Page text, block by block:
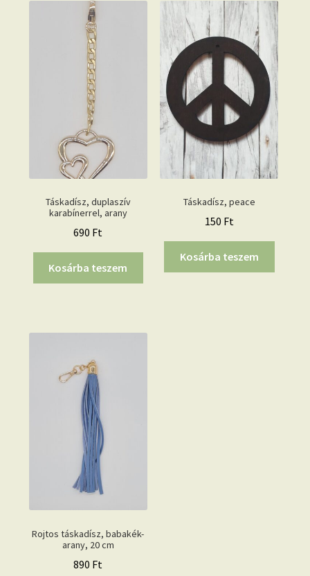
Táskadísz, duplaszív
karabínerrel, arany
690 Ft
Kosárba teszem
Táskadísz, peace
150 Ft
Kosárba teszem
Rojtos táskadísz, babakék-
arany, 20 cm
890 Ft